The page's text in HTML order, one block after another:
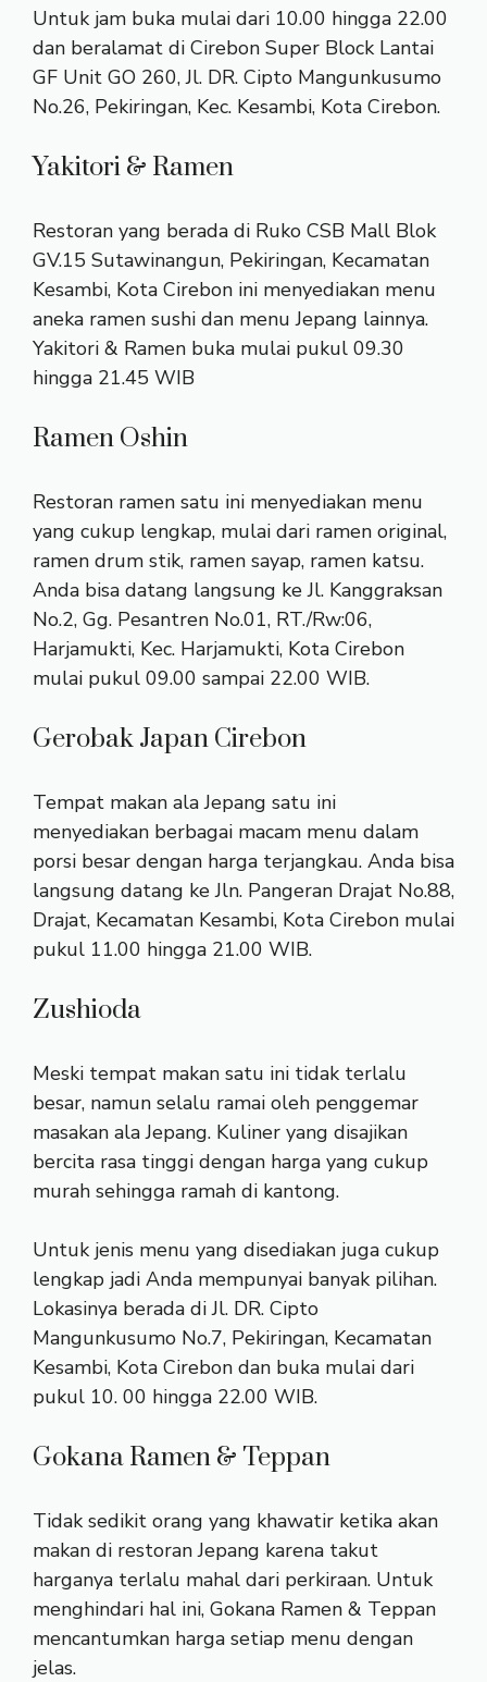
Untuk jam buka mulai dari 10.00 hingga 22.00
dan beralamat di Cirebon Super Block Lantai
GF Unit GO 260, Jl. DR. Cipto Mangunkusumo
No.26, Pekiringan, Kec. Kesambi, Kota Cirebon.
Yakitori & Ramen
Restoran yang berada di Ruko CSB Mall Blok
GV.15 Sutawinangun, Pekiringan, Kecamatan
Kesambi, Kota Cirebon ini menyediakan menu
aneka ramen sushi dan menu Jepang lainnya.
Yakitori & Ramen buka mulai pukul 09.30
hingga 21.45 WIB
Ramen Oshin
Restoran ramen satu ini menyediakan menu
yang cukup lengkap, mulai dari ramen original,
ramen drum stik, ramen sayap, ramen katsu.
Anda bisa datang langsung ke Jl. Kanggraksan
No.2, Gg. Pesantren No.01, RT./Rw:06,
Harjamukti, Kec. Harjamukti, Kota Cirebon
mulai pukul 09.00 sampai 22.00 WIB.
Gerobak Japan Cirebon
Tempat makan ala Jepang satu ini
menyediakan berbagai macam menu dalam
porsi besar dengan harga terjangkau. Anda bisa
langsung datang ke Jln. Pangeran Drajat No.88,
Drajat, Kecamatan Kesambi, Kota Cirebon mulai
pukul 11.00 hingga 21.00 WIB.
Zushioda
Meski tempat makan satu ini tidak terlalu
besar, namun selalu ramai oleh penggemar
masakan ala Jepang. Kuliner yang disajikan
bercita rasa tinggi dengan harga yang cukup
murah sehingga ramah di kantong.
Untuk jenis menu yang disediakan juga cukup
lengkap jadi Anda mempunyai banyak pilihan.
Lokasinya berada di Jl. DR. Cipto
Mangunkusumo No.7, Pekiringan, Kecamatan
Kesambi, Kota Cirebon dan buka mulai dari
pukul 10. 00 hingga 22.00 WIB.
Gokana Ramen & Teppan
Tidak sedikit orang yang khawatir ketika akan
makan di restoran Jepang karena takut
harganya terlalu mahal dari perkiraan. Untuk
menghindari hal ini, Gokana Ramen & Teppan
mencantumkan harga setiap menu dengan
jelas.